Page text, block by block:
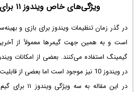
ویژگی‌های خاص ویندوز ۱۱ برای گیم را بشناسید
در گذر زمانتنظیمات ویندوز برای بازی و
است و به همین جهت گیمرها معمولاً از
در ویندوز 10 نیز موجود است اما بعضی از قابلیت‌ها مختص ویندوز 11 است.
در این مقاله به سه ویژگیویندوز ۱۱ برای گیم